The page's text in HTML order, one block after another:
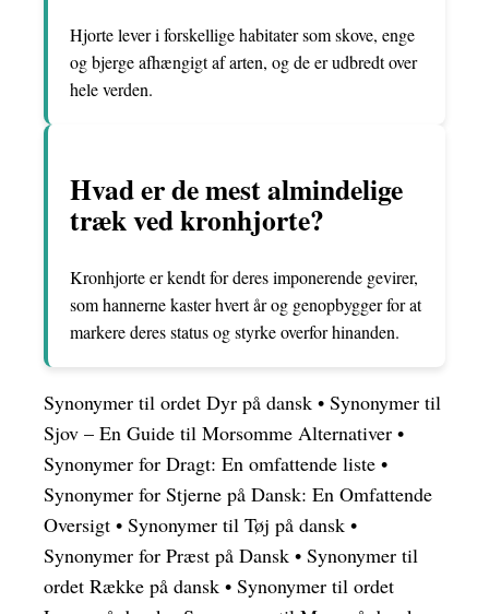
Hjorte lever i forskellige habitater som skove, enge
og bjerge afhængigt af arten, og de er udbredt over
hele verden.
Hvad er de mest almindelige
træk ved kronhjorte?
Kronhjorte er kendt for deres imponerende gevirer,
som hannerne kaster hvert år og genopbygger for at
markere deres status og styrke overfor hinanden.
Synonymer til ordet Dyr på dansk • Synonymer til
Sjov – En Guide til Morsomme Alternativer •
Synonymer for Dragt: En omfattende liste •
Synonymer for Stjerne på Dansk: En Omfattende
Oversigt • Synonymer til Tøj på dansk •
Synonymer for Præst på Dansk • Synonymer til
ordet Række på dansk • Synonymer til ordet